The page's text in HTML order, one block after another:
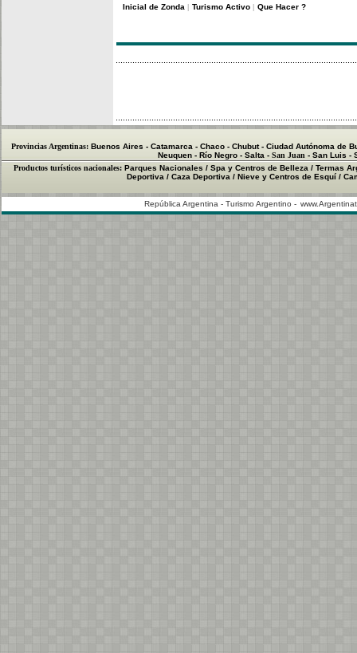
Inicial de Zonda
Turismo Activo Que Hacer ?
Provincias Argentinas: Buenos Aires - Catamarca - Chaco - Chubut- Ciudad Autónoma de
Neuquen - Río Negro - Salta - San Juan - San Luis -
Productos turísticos nacionales: Parques Nacionales / Spa y Centros de Belleza / Termas
Deportiva / Caza Deportiva / Nieve y Centros de Esquí /
República Argentina - Turismo Argentino -